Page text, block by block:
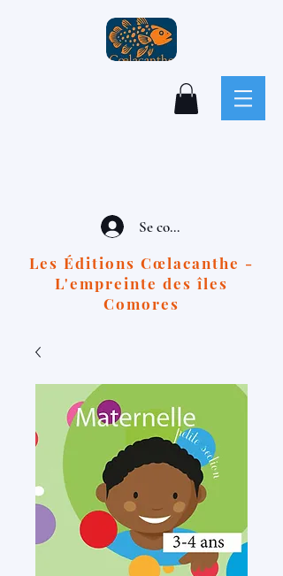
Se connecter
Les Éditions Cœlacanthe -
L'empreinte des îles
Comores